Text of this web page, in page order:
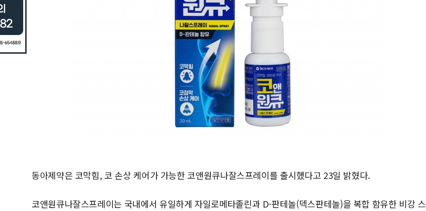
동아제약은 코막힘, 코 손상 케어가 가능한 코앤원큐나잘스프레이를 출시했다고 23일 밝혔다.
코앤원큐나잘스프레이는 국내에서 유일하게 자일로메타졸린과 D-판테놀(덱스판테놀)을 복합 함유한 비강 스